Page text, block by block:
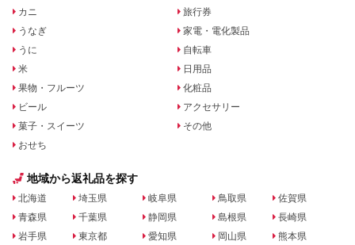
カニ
うなぎ
うに
米
果物・フルーツ
ビール
菓子・スイーツ
おせち
旅行券
家電・電化製品
自転車
日用品
化粧品
アクセサリー
その他
地域から返礼品を探す
北海道
青森県
岩手県
埼玉県
千葉県
東京都
岐阜県
静岡県
愛知県
鳥取県
島根県
岡山県
佐賀県
長崎県
熊本県